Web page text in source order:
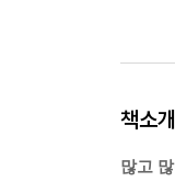
책소개
많고